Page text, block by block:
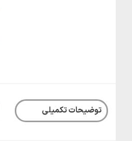
توضیحات تکمیلی